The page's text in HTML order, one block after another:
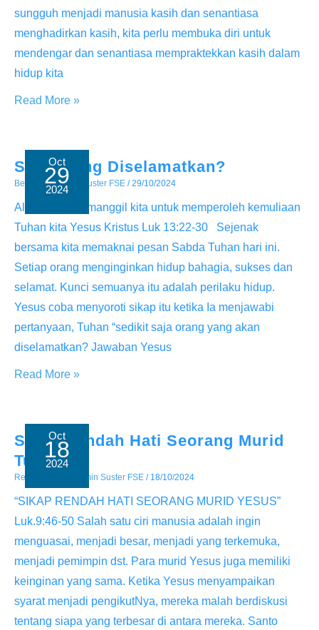
sungguh menjadi manusia kasih dan senantiasa
menghadirkan kasih, kita perlu membuka diri untuk
mendengar dan senantiasa mempraktekkan kasih dalam
hidup kita
Perintah
Read More »
Oct
29
2024
Siapa yang Diselamatkan?
Berita / ByAdmin Suster FSE /29/10/2024
Allah telah memanggil kita untuk memperoleh kemuliaan
Tuhan kita Yesus Kristus Luk 13:22-30 Sejenak
bersama kita memaknai pesan Sabda Tuhan hari ini.
Setiap orang menginginkan hidup bahagia, sukses dan
selamat. Kunci semuanya itu adalah perilaku hidup.
Yesus coba menyoroti sikap itu ketika Ia menjawabi
pertanyaan, Tuhan “sedikit saja orang yang akan
diselamatkan? Jawaban Yesus
Siapa
Read More »
Oct
18
2024
Sikap Rendah Hati Seorang Murid
Tuhan
Renungan Admin Suster FSE / 18/10/2024
“SIKAP RENDAH HATI SEORANG MURID YESUS”
Luk.9:46-50 Salah satu ciri manusia adalah ingin
menguasai, menjadi besar, menjadi yang terkemuka,
menjadi pemimpin dst. Para murid Yesus juga memiliki
keinginan yang sama. Ketika Yesus menyampaikan
syarat menjadi pengikutNya, mereka malah berdiskusi
tentang siapa yang terbesar di antara mereka. Santo